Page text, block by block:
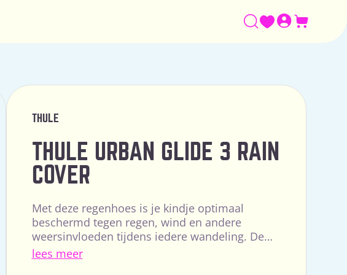
THULE
THULE URBAN GLIDE 3 RAIN
COVER
Met deze regenhoes is je kindje optimaal
beschermd tegen regen, wind en andere
weersinvloeden tijdens iedere wandeling. De
hoes is op maat gemaakt voor maximale
lees meer